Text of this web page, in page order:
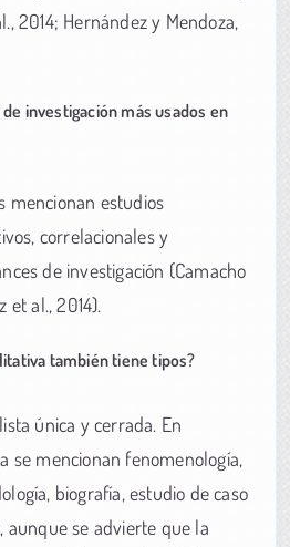
2014; Hernández y Mendoza,
investigación más usados en
mencionan estudios
correlacionales y
de investigación (Camacho
et al., 2014).
también tiene tipos?
única y cerrada. En
se mencionan fenomenología,
biografía, estudio de caso
aunque se advierte que la